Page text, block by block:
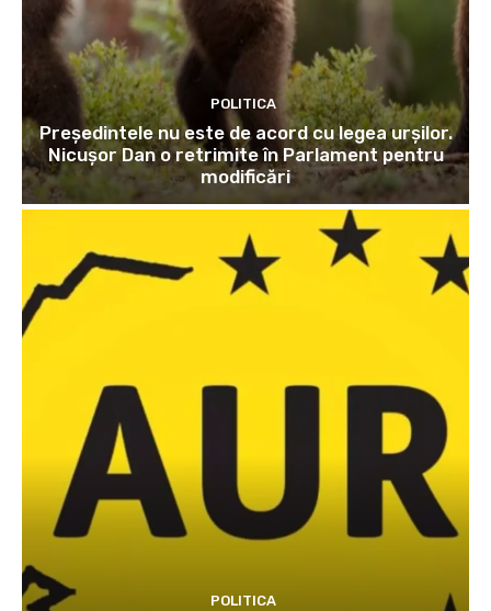
POLITICA
Președintele nu este de acord cu legea urșilor.
Nicușor Dan o retrimite în Parlament pentru
modificări
POLITICA